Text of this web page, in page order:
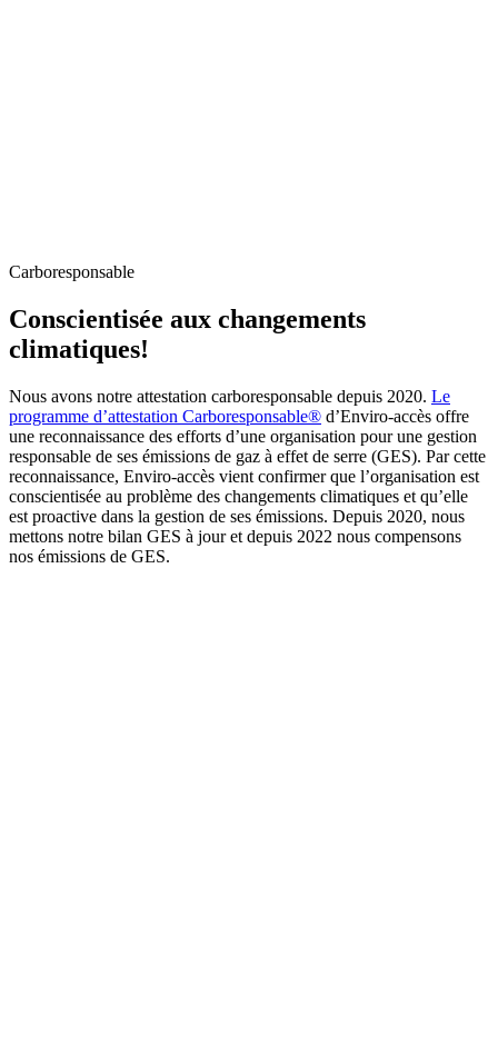
Carboresponsable
Conscientisée aux changements
climatiques!
Nous avons notre attestation carboresponsable depuis 2020. Le
programme d’attestation Carboresponsable® d’Enviro-accès offre
une reconnaissance des efforts d’une organisation pour une gestion
responsable de ses émissions de gaz à effet de serre (GES). Par cette
reconnaissance, Enviro-accès vient confirmer que l’organisation est
conscientisée au problème des changements climatiques et qu’elle
est proactive dans la gestion de ses émissions. Depuis 2020, nous
mettons notre bilan GES à jour et depuis 2022 nous compensons
nos émissions de GES.